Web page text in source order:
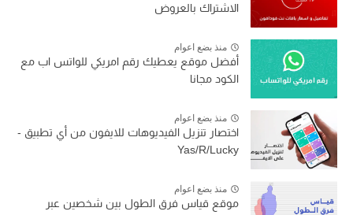
الاشتراك بالعروض
منذ بضع اعوام
أفضل موقع يعطيك رقم امريكي للواتس اب مع
الكود مجانا
منذ بضع اعوام
اختصار تنزيل الفيديوهات للايفون من أي تطبيق -
Yas/R/Lucky
منذ بضع اعوام
موقع قياس فرق الطول بين شخصين عبر